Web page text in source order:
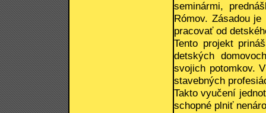
seminármi,
Rómov. Zásadou
pracovať od
Tento projekt
detských
svojich potomkov.
stavebných
Takto vyučení
schopné plniť